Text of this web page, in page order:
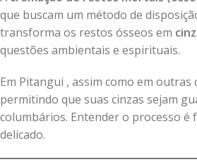
que buscam um método de
transforma os restos ósseos em
questões ambientais e espirituais.
Em Pitangui , assim como em
permitindo que suas cinzas sejam
columbários. Entender o processo
delicado.